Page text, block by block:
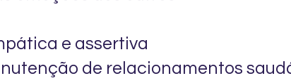
e assertiva
de relacionamentos